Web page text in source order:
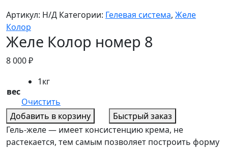
Артикул: Н/Д Категории: Гелевая система, Желе
Колор
Желе Колор номер 8
8 000₽
вес
1кг
Очистить
Добавить в корзину
Быстрый заказ
Гель-желе — имеет консистенцию крема, не
растекается, тем самым позволяет построить форму